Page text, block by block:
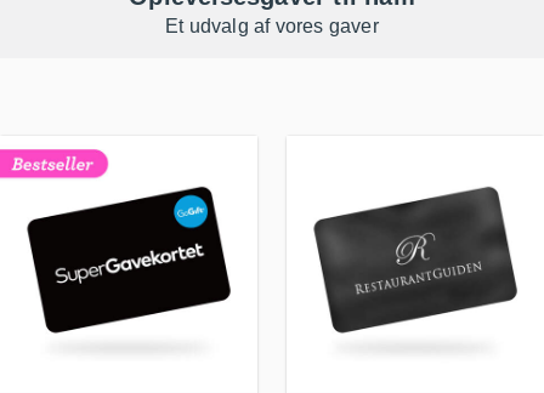
Et udvalg af vores gaver